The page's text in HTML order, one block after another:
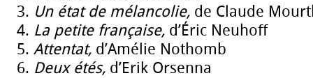
Un état de mélancolie, de Claude
La petite française, d’Éric Neuhoff
Attentat, d’Amélie Nothomb
Deux étés, d’Erik Orsenna